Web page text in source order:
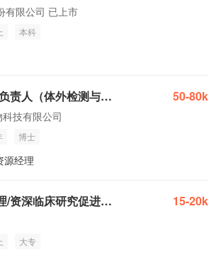
有限公司 已上市
本科
资深科学家/项目负责人（体外检测与功能评价方向） 50-80k
技有限公司
博士
源经理
临床促进地区经理/资深临床研究促进专员/高级临床研究促进专员/临床研究促进专员 15-20k
大专